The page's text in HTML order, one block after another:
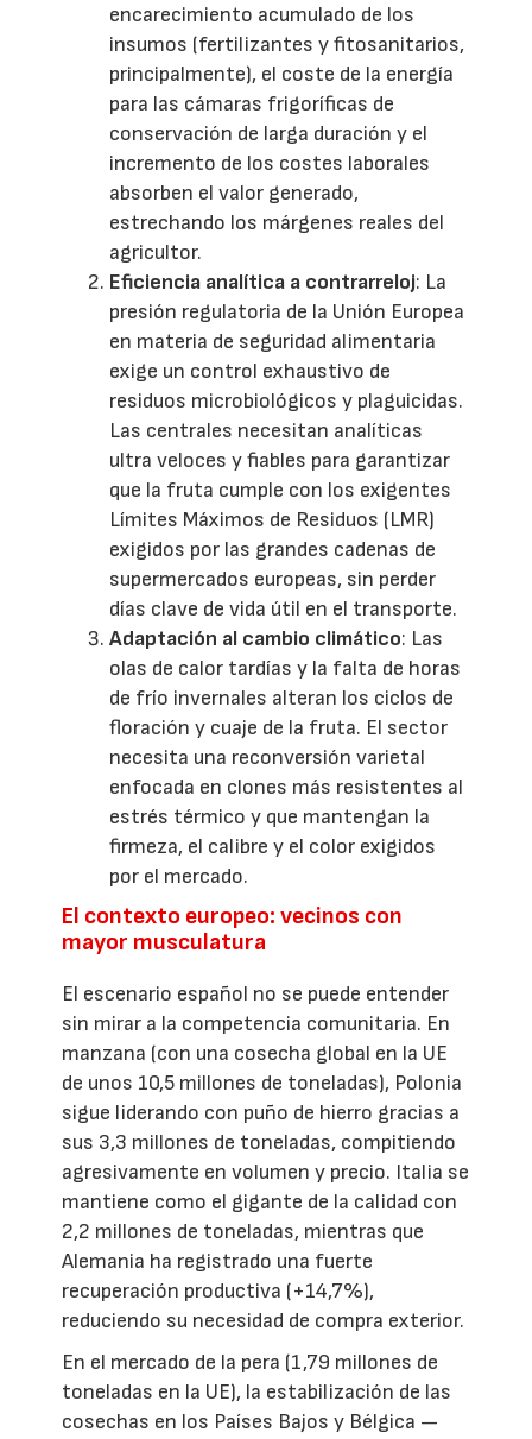
encarecimiento acumulado de los
insumos (fertilizantes y fitosanitarios,
principalmente), el coste de la energía
para las cámaras frigoríficas de
conservación de larga duración y el
incremento de los costes laborales
absorben el valor generado,
estrechando los márgenes reales del
agricultor.
Eficiencia analítica a contrarreloj: La
presión regulatoria de la Unión Europea
en materia de seguridad alimentaria
exige un control exhaustivo de
residuos microbiológicos y plaguicidas.
Las centrales necesitan analíticas
ultra veloces y fiables para garantizar
que la fruta cumple con los exigentes
Límites Máximos de Residuos (LMR)
exigidos por las grandes cadenas de
supermercados europeas, sin perder
días clave de vida útil en el transporte.
Adaptación al cambio climático: Las
olas de calor tardías y la falta de horas
de frío invernales alteran los ciclos de
floración y cuaje de la fruta. El sector
necesita una reconversión varietal
enfocada en clones más resistentes al
estrés térmico y que mantengan la
firmeza, el calibre y el color exigidos
por el mercado.
El contexto europeo: vecinos con
mayor musculatura
El escenario español no se puede entender
sin mirar a la competencia comunitaria. En
manzana (con una cosecha global en la UE
de unos 10,5 millones de toneladas), Polonia
sigue liderando con puño de hierro gracias a
sus 3,3 millones de toneladas, compitiendo
agresivamente en volumen y precio. Italia se
mantiene como el gigante de la calidad con
2,2 millones de toneladas, mientras que
Alemania ha registrado una fuerte
recuperación productiva (+14,7%),
reduciendo su necesidad de compra exterior.
En el mercado de la pera (1,79 millones de
toneladas en la UE), la estabilización de las
cosechas en los Países Bajos y Bélgica —